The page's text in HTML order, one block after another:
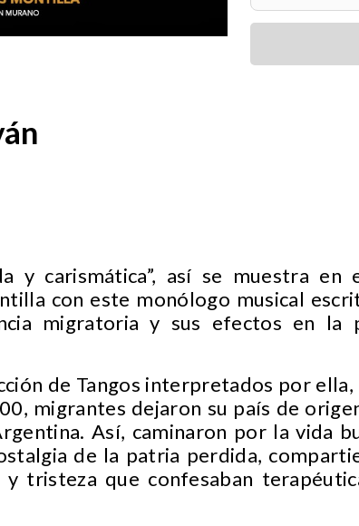
y carismática”, así se muestra
con este monólogo musical
migratoria y sus efectos en la
de Tangos interpretados por
migrantes dejaron su país de
Así, caminaron por la vida
de la patria perdida,
y tristeza que confesaban